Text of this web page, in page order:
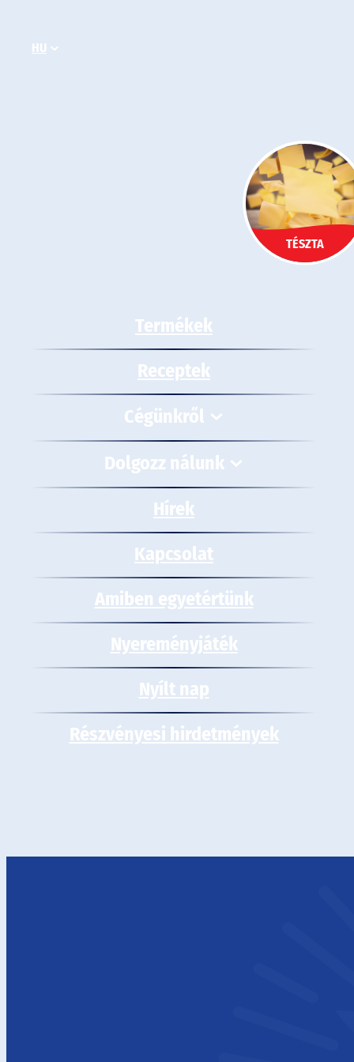
tartalomhoz
HU
TÉSZTA
Termékek
Receptek
Cégünkről
Dolgozz nálunk
Hírek
Kapcsolat
Amiben egyetértünk
Nyereményjáték
Nyílt nap
Részvényesi hirdetmények